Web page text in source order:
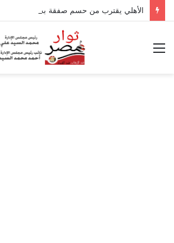
الأهلي يقترب من حسم صفقة بديل بن رمضان
القائمة